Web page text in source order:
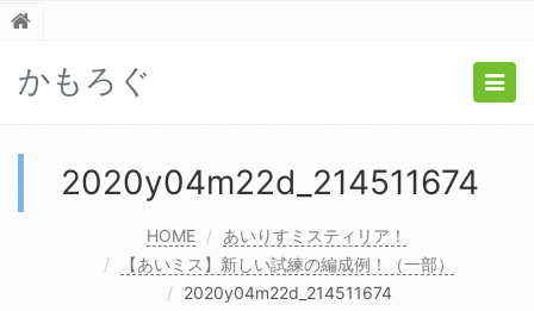
かもろぐ
2020y04m22d_214511674
HOME
あいりすミスティリア！
【あいミス】新しい試練の編成例！（一部）
2020y04m22d_214511674